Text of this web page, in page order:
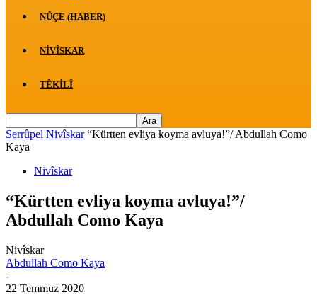
NÛÇE (HABER)
NIVÎSKAR
TÊKILÎ
Serrûpel Nivîskar “Kürtten evliya koyma avluya!”/ Abdullah Como
Kaya
Nivîskar
“Kürtten evliya koyma avluya!”/
Abdullah Como Kaya
Nivîskar
Abdullah Como Kaya
-
22 Temmuz 2020